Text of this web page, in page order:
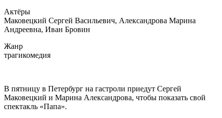
Актёры
Маковецкий Сергей Васильевич, Александрова Марина
Андреевна, Иван Бровин
Жанр
трагикомедия
В пятницу в Петербург на гастроли приедут Сергей
Маковецкий и Марина Александрова, чтобы показать свой
спектакль «Папа».